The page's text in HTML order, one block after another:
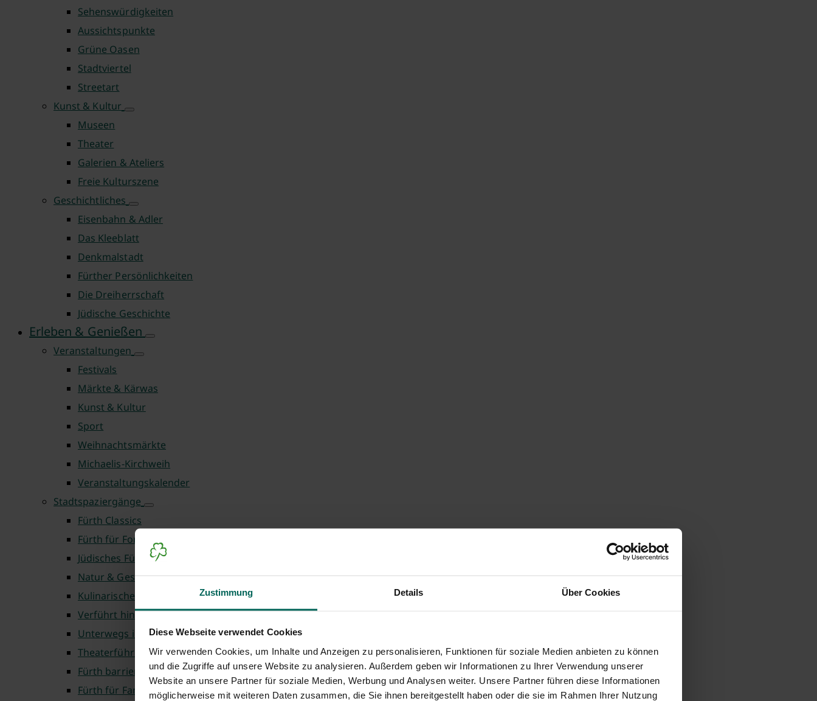
Zustimmung Details Über Cookies
Diese Webseite verwendet Cookies
Wir verwenden Cookies, um Inhalte und Anzeigen zu personalisieren, Funktionen für soziale Medien anbieten zu können
und die Zugriffe auf unsere Website zu analysieren. Außerdem geben wir Informationen zu Ihrer Verwendung unserer
Website an unsere Partner für soziale Medien, Werbung und Analysen weiter. Unsere Partner führen diese Informationen
möglicherweise mit weiteren Daten zusammen, die Sie ihnen bereitgestellt haben oder die sie im Rahmen Ihrer Nutzung
Sehenswürdigkeiten
Aussichtspunkte
Grüne Oasen
Stadtviertel
Streetart
Kunst & Kultur
Museen
Theater
Galerien & Ateliers
Freie Kulturszene
Geschichtliches
Eisenbahn & Adler
Das Kleeblatt
Denkmalstadt
Fürther Persönlichkeiten
Die Dreiherrschaft
Jüdische Geschichte
Erleben & Genießen
Veranstaltungen
Festivals
Märkte & Kärwas
Kunst & Kultur
Sport
Weihnachtsmärkte
Michaelis-Kirchweih
Veranstaltungskalender
Stadtspaziergänge
Fürth Classics
Fürth für Fortgeschrittene
Jüdisches Fürth
Natur & Geschichte
Kulinarische Touren
Verführt hinter die Kulissen
Unterwegs in Fürth
Theaterführungen
Fürth barrierefrei
Fürth für Familien